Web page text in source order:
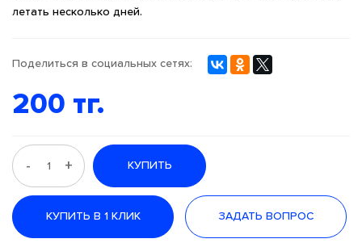
летать несколько дней.
Поделиться в социальных сетях:
200 тг.
- + КУПИТЬ
КУПИТЬ В 1 КЛИК ЗАДАТЬ ВОПРОС